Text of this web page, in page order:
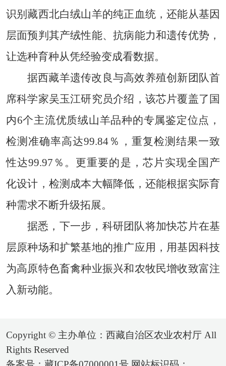
识别藏西北白绒山羊的纯正血统，还能从基因
层面预判其产绒性能、抗病能力和遗传优势，
让选种育种从凭经验变成看数据。
据西藏羊遗传改良与高效养殖创新团队首
席科学家吴玉江研究员介绍，该芯片覆盖了国
内6个主流优质绒山羊品种的专属鉴定位点，
检测准确率高达99.84％，重复检测结果一致
性达99.97％。更重要的是，芯片实现全国产
化设计，检测成本大幅降低，还能根据实际育
种需求不断升级拓展。
据悉，下一步，科研团队将加快芯片在基
层原种场和扩繁基地的推广应用，用基因科技
为高原特色畜禽种业振兴和农牧民增收致富注
入新动能。
Copyright © 主办单位：西藏自治区农业农村厅 All
Rights Reserved